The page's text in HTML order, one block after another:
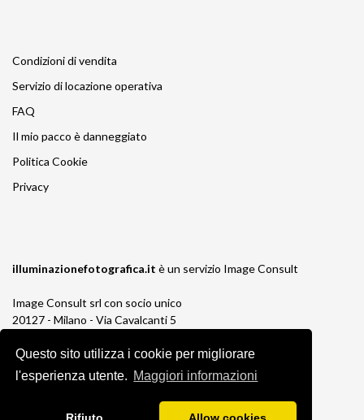
Questo sito utilizza i cookie per migliorare
l'esperienza utente. Maggiori informazioni
Condizioni di vendita
Servizio di locazione operativa
FAQ
Il mio pacco è danneggiato
Politica Cookie
Privacy
illuminazionefotografica.it è un servizio Image Consult
Image Consult srl con socio unico
20127 - Milano - Via Cavalcanti 5
P.IVA e C.F. 03383650961
REA 1673647 CCIAA Milano Monza Brianza
Registro Pile IT13030P00003110